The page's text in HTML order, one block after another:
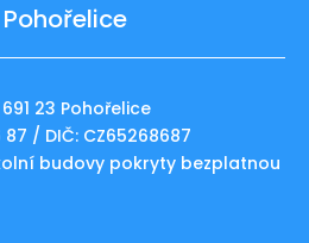
Pohořelice
23 Pohořelice
87 / DIČ: CZ65268687
budovy pokryty bezplatnou